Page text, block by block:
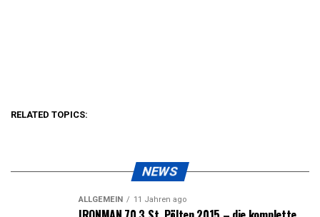
RELATED TOPICS:
NEWS
ALLGEMEIN 11 Jahren ago